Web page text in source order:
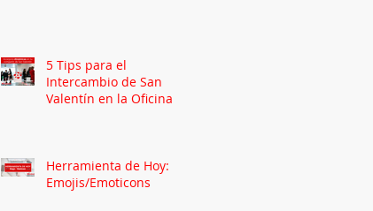
5 Tips para el
Intercambio de San
Valentín en la Oficina
Herramienta de Hoy:
Emojis/Emoticons